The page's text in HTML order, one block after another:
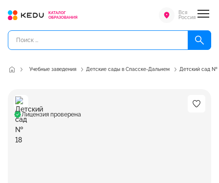
Вся
Россия
Учебные заведения Детские сады в Спасске-Дальнем Детский сад №
Лицензия проверена